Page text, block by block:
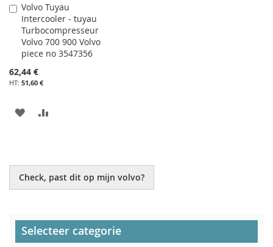
Volvo Tuyau
Intercooler - tuyau
Turbocompresseur
Volvo 700 900 Volvo
piece no 3547356
62,44 €
51,60 €
Ajouter
au
panier
AJOUTER
LISTE
Check, past dit op mijn volvo?
Selecteer categorie